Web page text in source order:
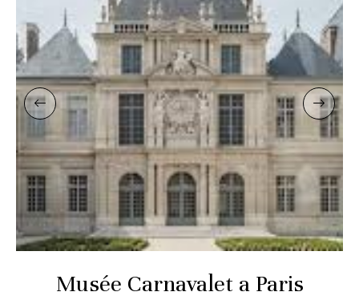
Musée Carnavalet a Paris